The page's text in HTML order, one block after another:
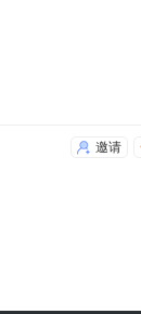
邀请